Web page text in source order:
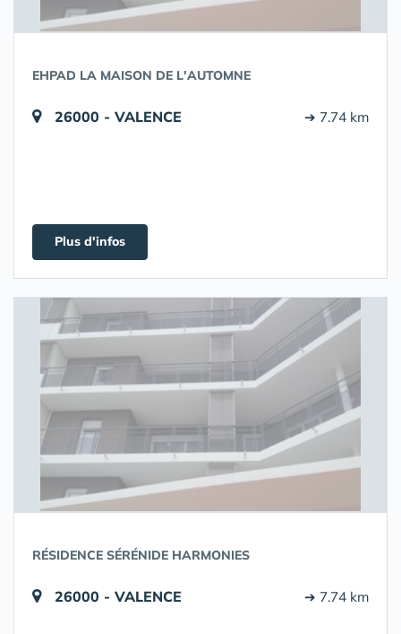
EHPAD LA MAISON DE L'AUTOMNE
26000 - VALENCE ➔ 7.74 km
Plus d'infos
RÉSIDENCE SÉRÉNIDE HARMONIES
26000 - VALENCE ➔ 7.74 km